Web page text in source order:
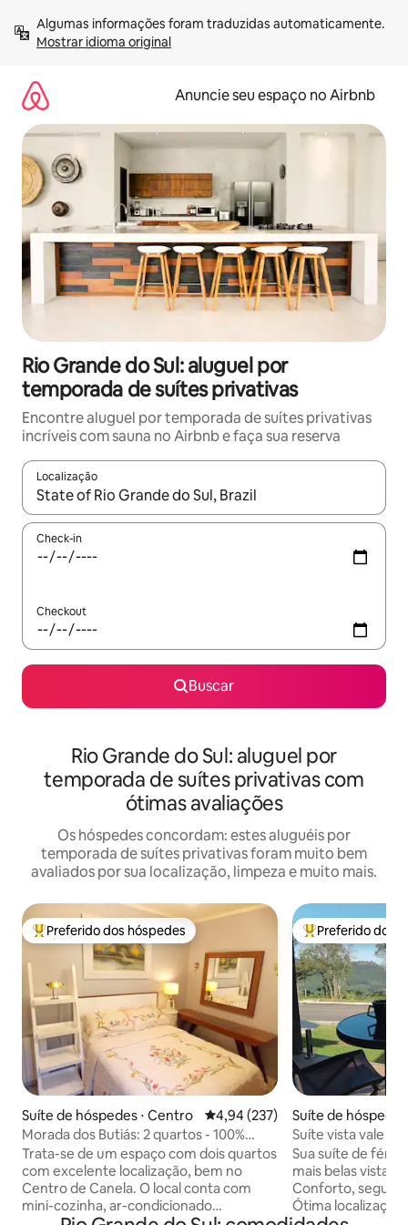
para
Mostrar idioma original
Anuncie seu espaço no Airbnb
Rio Grande do Sul: aluguel por
temporada de suítes privativas
Encontre aluguel por temporada de suítes privativas
incríveis com sauna no Airbnb e faça sua reserva
Localização
Quando os resultados estiverem disponíveis, explore-os
Check-in
Checkout
Buscar
Rio Grande do Sul: aluguel por
temporada de suítes privativas com
ótimas avaliações
Os hóspedes concordam: estes aluguéis por
temporada de suítes privativas foram muito bem
avaliados por sua localização, limpeza e muito mais.
Entre os melhores preferidos dos hóspedes
Preferido dos hóspedes
Suíte de hóspedes ⋅ Centro 4,94 de uma avaliação média de
4,94 (237)
Morada dos Butiás: 2 quartos - 100%
PRIVATIVO
Trata-se de um espaço com dois quartos
com excelente localização, bem no
Centro de Canela. O local conta com
mini-cozinha, ar-condicionado
Entre os
Preferido dos
Suíte de
Suíte vista
Sua suíte de
mais belas vistas
Conforto,
Ótima